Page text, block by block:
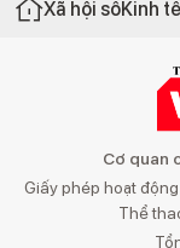
Xã hội sốKinh
Cơ quan
Giấy phép hoạt
Thể